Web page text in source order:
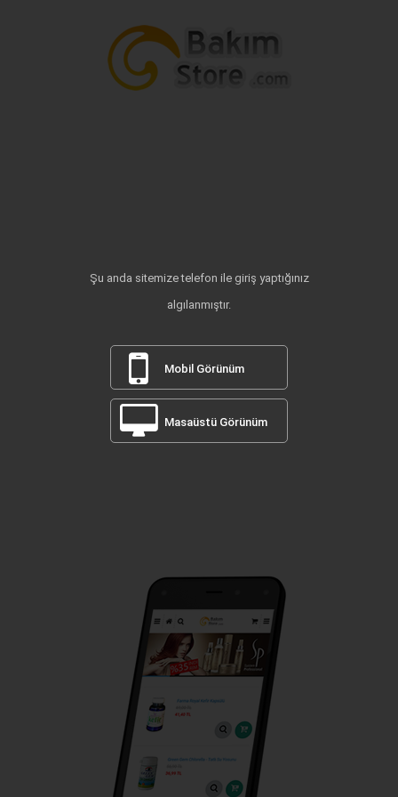
Şu anda sitemize telefon ile giriş yaptığınız
algılanmıştır.
Mobil Görünüm
Masaüstü Görünüm